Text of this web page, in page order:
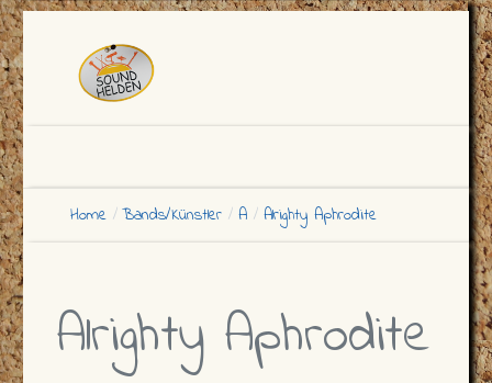
Home Bands/Künstler A Alrighty Aphrodite
Alrighty Aphrodite